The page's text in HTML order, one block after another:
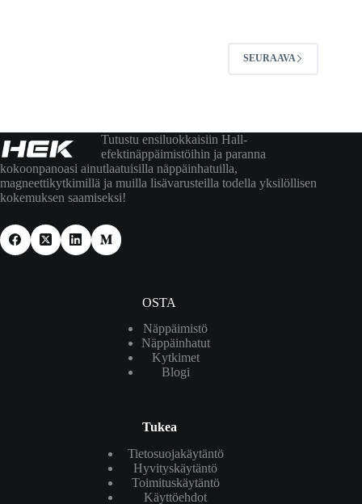
SEURAAVA
Tutustu ensiluokkaisiin Hall-
efektinäppäimistöihin ja paranna
kokoonpanoasi ainutlaatuisilla näppäinhatuilla,
magneettikytkimillä ja muilla lisävarusteilla todella yksilöllisen
kokemuksen saamiseksi!
OSTA
Näppäimistö
Näppäinhatut
Kytkimet
Blogi
Tukea
Tietosuojakäytäntö
Hyvityskäytäntö
Toimituskäytäntö
Käyttöehdot